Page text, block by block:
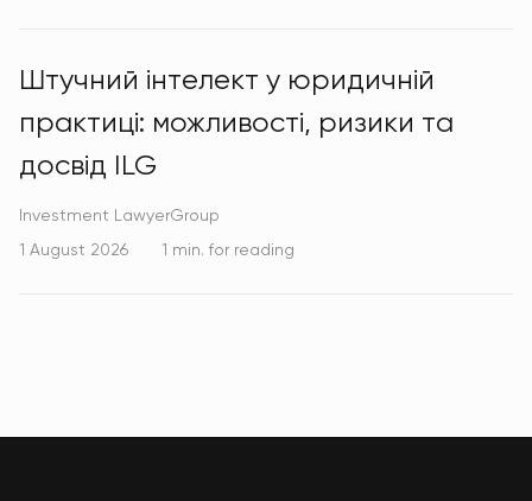
Штучний інтелект у юридичній
практиці: можливості, ризики та
досвід ILG
Investment LawyerGroup
1 August 2026
1 min. for reading